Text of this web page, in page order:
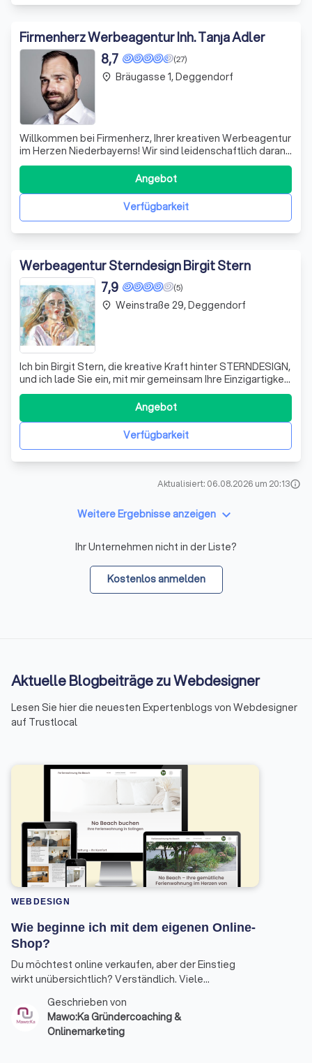
Firmenherz Werbeagentur Inh. Tanja Adler
(27)
8,7
Willkommen bei Firmenherz, Ihrer kreativen Werbeagentur
im Herzen Niederbayerns! Wir sind leidenschaftlich daran
interessiert, Ihre Marke zum Strahlen zu bringen und Ihre
Botschaften wirkungsvoll zu kommunizieren. Mit einem
breiten Spektrum an Dienstleistungen, von
maßgeschneidertem Webdesign über g
Verfügbarkeit
Angebot
place Bräugasse 1, Deggendorf
Werbeagentur Sterndesign Birgit Stern
(5)
7,9
Ich bin Birgit Stern, die kreative Kraft hinter STERNDESIGN,
und ich lade Sie ein, mit mir gemeinsam Ihre Einzigartigkeit
zu entdecken. In einer Welt voller austauschbarer
Angebote ist es entscheidend, sich abzuheben und als
„Lieblingsmarke“ wahrgenommen zu werden. Ich
unterstütze Sie dabei, Ihre „gVerfügbarkeit
Angebot
place Weinstraße 29, Deggendorf
Aktualisiert: 06.08.2026 um 20:13info
Weitere Ergebnisse anzeigen keyboard_arrow_down
Ihr Unternehmen nicht in der Liste?
Kostenlos anmelden
Aktuelle Blogbeiträge zu Webdesigner
Lesen Sie hier die neuesten Expertenblogs von Webdesigner
auf Trustlocal
WEBDESIGN
Wie beginne ich mit dem eigenen Online-
Shop?
Du möchtest online verkaufen, aber der Einstieg
wirkt unübersichtlich? Verständlich. Viele
anfangen sollen – und verlieren Zeit in Details, bevor
die Basis steht. Hier ist ein klarer Fahrplan, wie du
deinen Online-Shop strukturiert aufbaust.
Geschrieben von
Mawo:Ka Gründercoaching &
Onlinemarketing